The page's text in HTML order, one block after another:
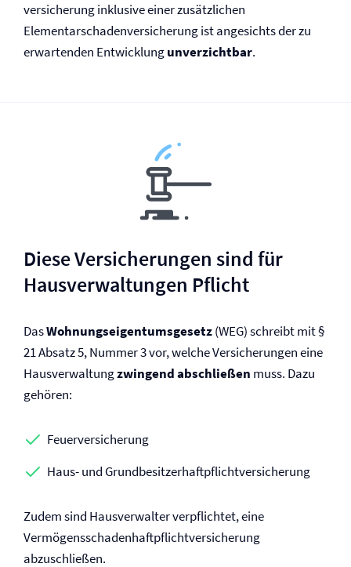
versicherung inklusive einer zusätzlichen
Elementarschaden­versicherung ist angesichts der zu
erwartenden Entwicklungunverzichtbar.
Diese Versicherungen sind für
Haus­verwaltungen Pflicht
DasWohnungseigentumsgesetz(WEG) schreibt mit §
21 Absatz 5, Nummer 3 vor, welche Versicherungen eine
Haus­verwaltungzwingend abschließen muss. Dazu
gehören:
Feuer­versicherung
Haus- und Grundbesitzer­haftpflicht­versicherung
Zudem sind Hausverwalter verpflichtet, eine
Vermögensschaden­haftpflicht­versicherung
abzuschließen.